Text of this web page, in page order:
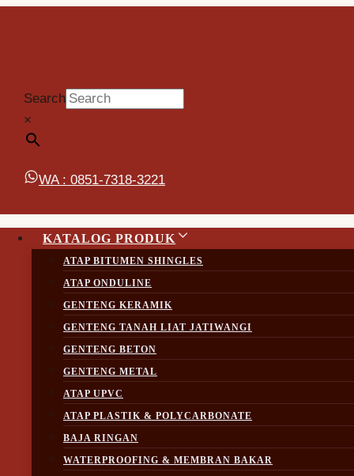
Search
×
WA : 0851-7318-3221
KATALOG PRODUK
ATAP BITUMEN SHINGLES
ATAP ONDULINE
GENTENG KERAMIK
GENTENG TANAH LIAT JATIWANGI
GENTENG BETON
GENTENG METAL
ATAP UPVC
ATAP PLASTIK & POLYCARBONATE
BAJA RINGAN
WATERPROOFING & MEMBRAN BAKAR
Green
/ Shop
Aksesoris / Green
Showing 1–16 of 27 results